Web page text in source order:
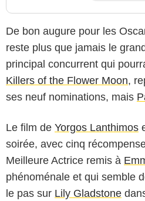
De bon augure pour les
reste plus que jamais le
principal concurrent qui
Killers of the Flower Moon,
ses neuf nominations, mais
Le film de Yorgos Lanthimos
soirée, avec cinq
Meilleure Actrice remis à
phénoménale et qui semble
le pas sur Lily Gladstone